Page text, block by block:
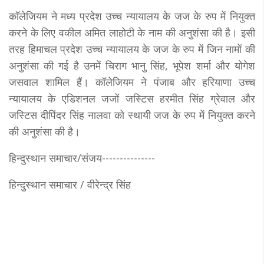
कॉलेजियम ने मध्य प्रदेश उच्च न्यायालय के जज के रुप में नियुक्त
करने के लिए वकील अमित लाहोटी के नाम की अनुशंसा की है। इसी
तरह हिमाचल प्रदेश उच्च न्यायालय के जज के रुप में जिन नामों की
अनुशंसा की गई है उनमें चिराग भानु सिंह, भूपेश शर्मा और योगेश
जसवाल शामिल हैं। कॉलेजियम ने पंजाब और हरियाणा उच्च
न्यायालय के एडिशनल जजों जस्टिस हरमीत सिंह ग्रेवाल और
जस्टिस दीपिंदर सिंह नालवा को स्थायी जज के रुप में नियुक्त करने
की अनुशंसा की है।
हिन्दुस्थान समाचार/संजय---------------
हिन्दुस्थान समाचार / वीरेन्द्र सिंह